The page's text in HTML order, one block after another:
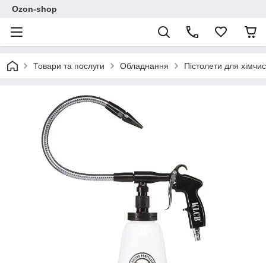
Ozon-shop
Товари та послуги Обладнання Пістолети для